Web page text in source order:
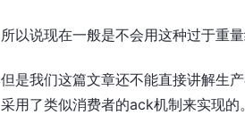
所以说现在一般是不会用这种过于重
但是我们这篇文章还不能直接讲解生
采用了类似消费者的ack机制来实现的。